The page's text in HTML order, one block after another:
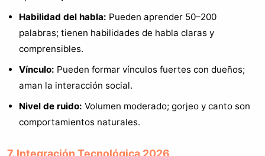
Habilidad del habla: Pueden aprender 50–200
palabras; tienen habilidades de habla claras y
comprensibles.
Vínculo: Pueden formar vínculos fuertes con dueños;
aman la interacción social.
Nivel de ruido: Volumen moderado; gorjeo y canto son
comportamientos naturales.
7. Integración Tecnológica 2026